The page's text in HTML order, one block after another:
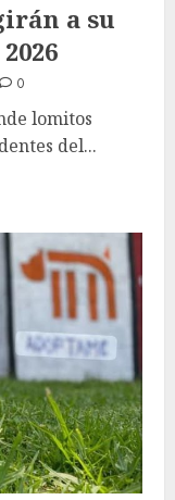
a su
0
lomitos
del...